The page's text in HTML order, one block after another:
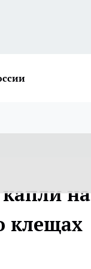
на
клещах